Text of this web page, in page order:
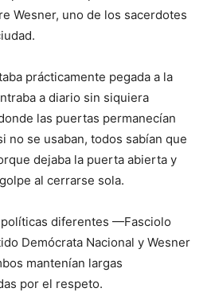
Wesner, uno de los sacerdotes
prácticamente pegada a la
a diario sin siquiera
las puertas permanecían
no se usaban, todos sabían que
dejaba la puerta abierta y
al cerrarse sola.
diferentes —Fasciolo
Demócrata Nacional y Wesner
mantenían largas
por el respeto.